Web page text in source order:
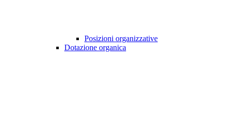
Posizioni organizzative
Dotazione organica